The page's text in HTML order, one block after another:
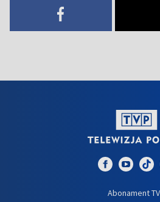
Abonament